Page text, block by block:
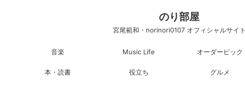
のり部屋
宮尾範和・norinori0107 オフィシャルサイト
音楽 Music Life オーダーピック
本・読書 役立ち グルメ